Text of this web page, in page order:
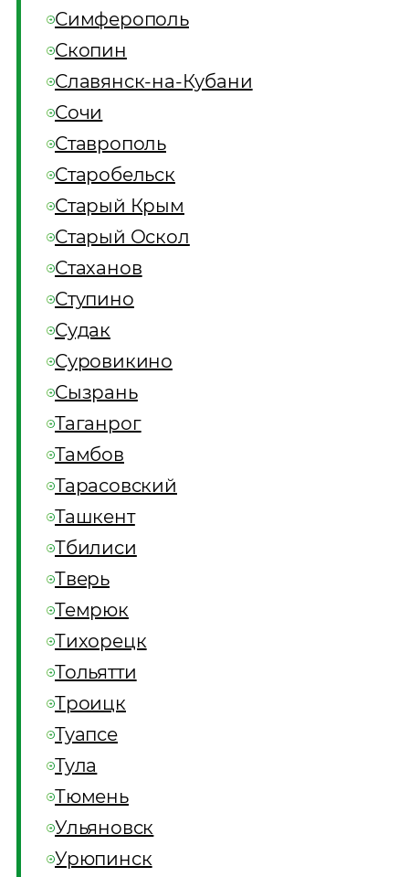
Симферополь
Скопин
Славянск-на-Кубани
Сочи
Ставрополь
Старобельск
Старый Крым
Старый Оскол
Стаханов
Ступино
Судак
Суровикино
Сызрань
Таганрог
Тамбов
Тарасовский
Ташкент
Тбилиси
Тверь
Темрюк
Тихорецк
Тольятти
Троицк
Туапсе
Тула
Тюмень
Ульяновск
Урюпинск